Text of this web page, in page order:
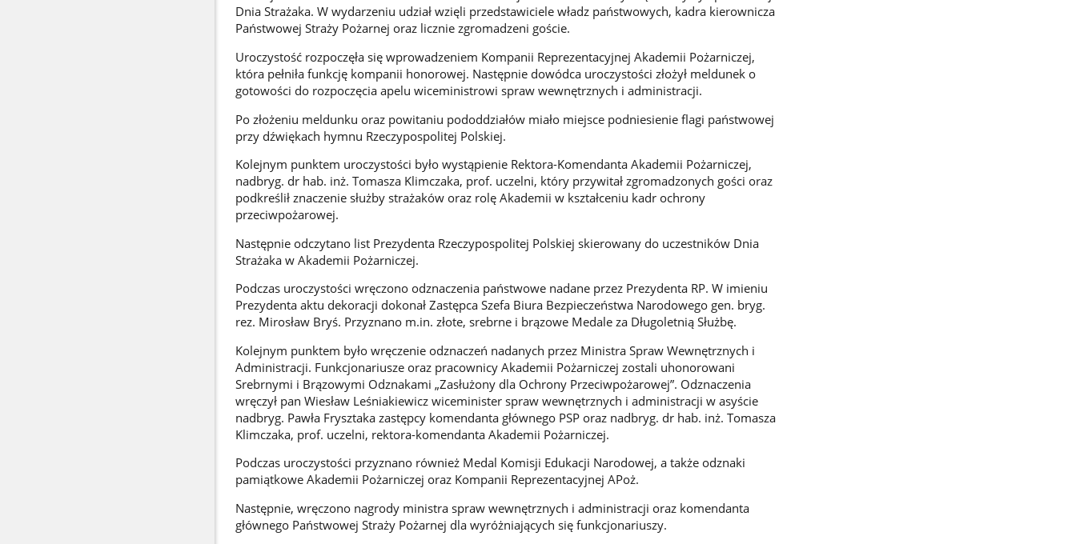
Dnia Strażaka. W wydarzeniu udział wzięli przedstawiciele władz państwowych, kadra kierownicza
Państwowej Straży Pożarnej oraz licznie zgromadzeni goście.
Uroczystość rozpoczęła się wprowadzeniem Kompanii Reprezentacyjnej Akademii Pożarniczej,
która pełniła funkcję kompanii honorowej. Następnie dowódca uroczystości złożył meldunek o
gotowości do rozpoczęcia apelu wiceministrowi spraw wewnętrznych i administracji.
Po złożeniu meldunku oraz powitaniu pododdziałów miało miejsce podniesienie flagi państwowej
przy dźwiękach hymnu Rzeczypospolitej Polskiej.
Kolejnym punktem uroczystości było wystąpienie Rektora-Komendanta Akademii Pożarniczej,
nadbryg. dr hab. inż. Tomasza Klimczaka, prof. uczelni, który przywitał zgromadzonych gości oraz
podkreślił znaczenie służby strażaków oraz rolę Akademii w kształceniu kadr ochrony
przeciwpożarowej.
Następnie odczytano list Prezydenta Rzeczypospolitej Polskiej skierowany do uczestników Dnia
Strażaka w Akademii Pożarniczej.
Podczas uroczystości wręczono odznaczenia państwowe nadane przez Prezydenta RP. W imieniu
Prezydenta aktu dekoracji dokonał Zastępca Szefa Biura Bezpieczeństwa Narodowego gen. bryg.
rez. Mirosław Bryś. Przyznano m.in. złote, srebrne i brązowe Medale za Długoletnią Służbę.
Kolejnym punktem było wręczenie odznaczeń nadanych przez Ministra Spraw Wewnętrznych i
Administracji. Funkcjonariusze oraz pracownicy Akademii Pożarniczej zostali uhonorowani
Srebrnymi i Brązowymi Odznakami „Zasłużony dla Ochrony Przeciwpożarowej”. Odznaczenia
wręczył pan Wiesław Leśniakiewicz wiceminister spraw wewnętrznych i administracji w asyście
nadbryg. Pawła Frysztaka zastępcy komendanta głównego PSP oraz nadbryg. dr hab. inż. Tomasza
Klimczaka, prof. uczelni, rektora-komendanta Akademii Pożarniczej.
Podczas uroczystości przyznano również Medal Komisji Edukacji Narodowej, a także odznaki
pamiątkowe Akademii Pożarniczej oraz Kompanii Reprezentacyjnej APoż.
Następnie, wręczono nagrody ministra spraw wewnętrznych i administracji oraz komendanta
głównego Państwowej Straży Pożarnej dla wyróżniających się funkcjonariuszy.